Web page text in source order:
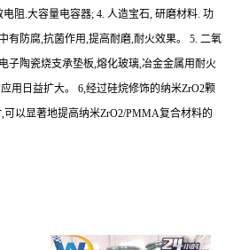
阻.大容量电容器; 4. 人造宝石, 研磨材料. 功
有防腐,抗菌作用,提高耐磨,耐火效果。 5. 二氧
子陶瓷烧支承垫板,熔化玻璃,冶金金属用耐火
用日益扩大。 6,经过硅烷修饰的纳米ZrO2颗
可以显著地提高纳米ZrO2/PMMA复合材料的